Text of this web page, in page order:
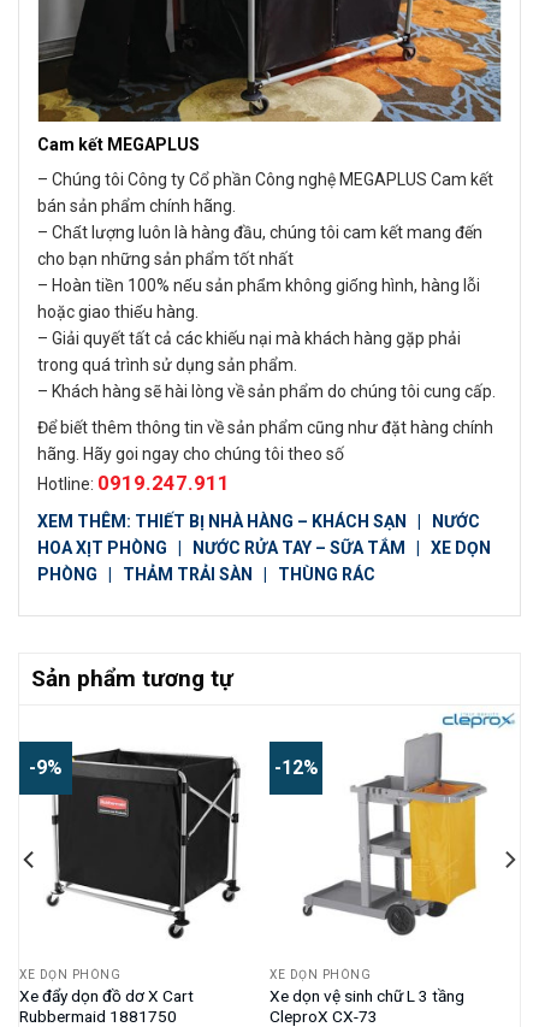
Cam kết MEGAPLUS
– Chúng tôi Công ty Cổ phần Công nghệ MEGAPLUS Cam kết
bán sản phẩm chính hãng.
– Chất lượng luôn là hàng đầu, chúng tôi cam kết mang đến
cho bạn những sản phẩm tốt nhất
– Hoàn tiền 100% nếu sản phẩm không giống hình, hàng lỗi
hoặc giao thiếu hàng.
– Giải quyết tất cả các khiếu nại mà khách hàng gặp phải
trong quá trình sử dụng sản phẩm.
– Khách hàng sẽ hài lòng về sản phẩm do chúng tôi cung cấp.
Để biết thêm thông tin về sản phẩm cũng như đặt hàng chính
hãng. Hãy goi ngay cho chúng tôi theo số
Hotline: 0919.247.911
XEM THÊM: THIẾT BỊ NHÀ HÀNG – KHÁCH SẠN | NƯỚC
HOA XỊT PHÒNG | NƯỚC RỬA TAY – SỮA TẮM | XE DỌN
PHÒNG | THẢM TRẢI SÀN | THÙNG RÁC
Sản phẩm tương tự
-9%
XE DỌN PHÒNG
Xe đẩy dọn đồ dơ X Cart
Rubbermaid 1881750
-12%
XE DỌN PHÒNG
Xe dọn vệ sinh chữ L 3 tầng
CleproX CX-73